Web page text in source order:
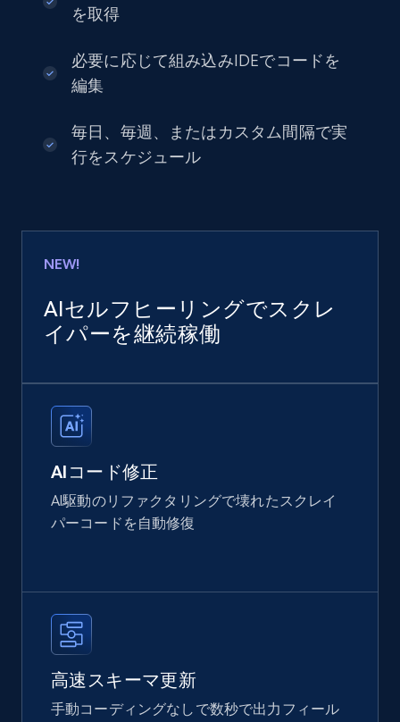
を取得
必要に応じて組み込みIDEでコードを
編集
毎日、毎週、またはカスタム間隔で実
行をスケジュール
NEW!
AIセルフヒーリングでスクレ
イパーを継続稼働
AIコード修正
AI駆動のリファクタリングで壊れたスクレイ
パーコードを自動修復
高速スキーマ更新
手動コーディングなしで数秒で出力フィール